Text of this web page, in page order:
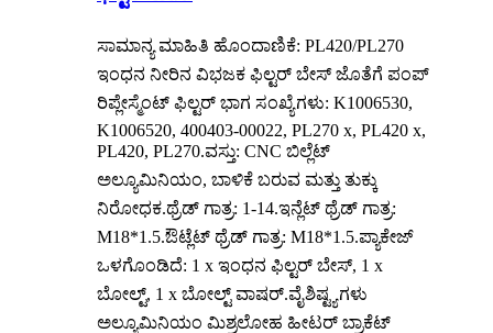
ಸಾಮಾನ್ಯ ಮಾಹಿತಿ ಹೊಂದಾಣಿಕೆ: PL420/PL270
ಇಂಧನ ನೀರಿನ ವಿಭಜಕ ಫಿಲ್ಟರ್ ಬೇಸ್ ಜೊತೆಗೆ ಪಂಪ್
ರಿಪ್ಲೇಸ್ಮೆಂಟ್ ಫಿಲ್ಟರ್ ಭಾಗ ಸಂಖ್ಯೆಗಳು: K1006530,
K1006520, 400403-00022, PL270 x, PL420 x,
PL420, PL270.ವಸ್ತು: CNC ಬಿಲ್ಲೆಟ್
ಅಲ್ಯೂಮಿನಿಯಂ, ಬಾಳಿಕೆ ಬರುವ ಮತ್ತು ತುಕ್ಕು
ನಿರೋಧಕ.ಥ್ರೆಡ್ ಗಾತ್ರ: 1-14.ಇನ್ಲೆಟ್ ಥ್ರೆಡ್ ಗಾತ್ರ:
M18*1.5.ಔಟ್ಲೆಟ್ ಥ್ರೆಡ್ ಗಾತ್ರ: M18*1.5.ಪ್ಯಾಕೇಜ್
ಒಳಗೊಂಡಿದೆ: 1 x ಇಂಧನ ಫಿಲ್ಟರ್ ಬೇಸ್, 1 x
ಬೋಲ್ಟ್, 1 x ಬೋಲ್ಟ್ ವಾಷರ್.ವೈಶಿಷ್ಟ್ಯಗಳು
ಅಲ್ಯೂಮಿನಿಯಂ ಮಿಶ್ರಲೋಹ ಹೀಟರ್ ಬ್ರಾಕೆಟ್